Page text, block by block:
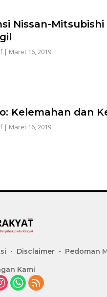
Nissan-
| Maret 16, 2019
Kelemahan dan
| Maret 16, 2019
Disclaimer Pedoman
Kami